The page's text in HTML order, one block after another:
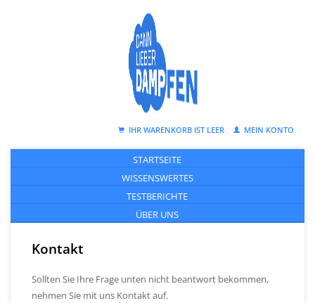
IHR WARENKORB IST LEER MEIN KONTO
STARTSEITE
WISSENSWERTES
TESTBERICHTE
ÜBER UNS
Kontakt
Sollten Sie Ihre Frage unten nicht beantwort bekommen,
nehmen Sie mit uns Kontakt auf.